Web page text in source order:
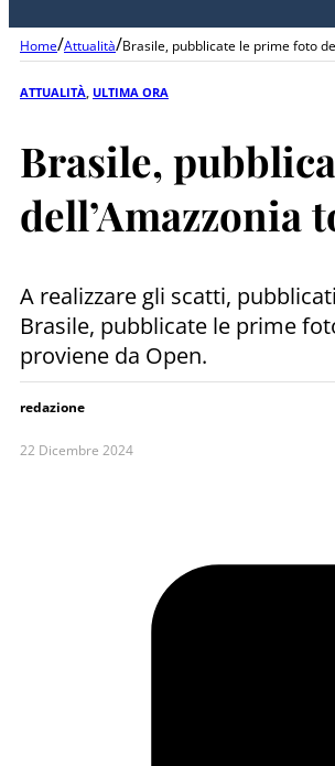
Home/Attualità/Brasile, pubblicate le prime foto
ATTUALITÀ ULTIMA ORA
Brasile,
dell’Amazzonia
A realizzare gli scatti,
Brasile, pubblicate le prime
proviene da Open.
redazione
22 Dicembre 2024